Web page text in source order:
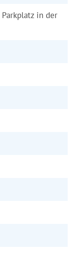
in der